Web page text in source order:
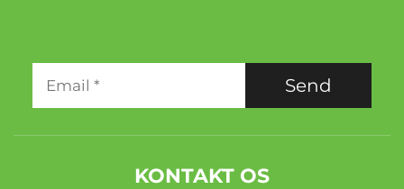
Send
KONTAKT OS